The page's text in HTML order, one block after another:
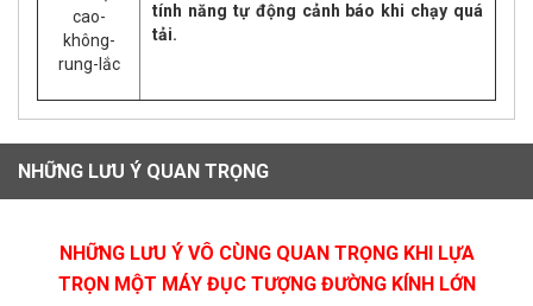
tính năng tự động cảnh báo khi chạy quá
tải.
NHỮNG LƯU Ý QUAN TRỌNG
NHỮNG LƯU Ý VÔ CÙNG QUAN TRỌNG KHI LỰA
TRỌN MỘT MÁY ĐỤC TƯỢNG ĐƯỜNG KÍNH LỚN